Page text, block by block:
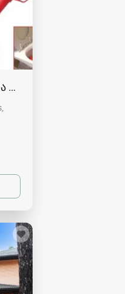
რუსთავში - 591004680